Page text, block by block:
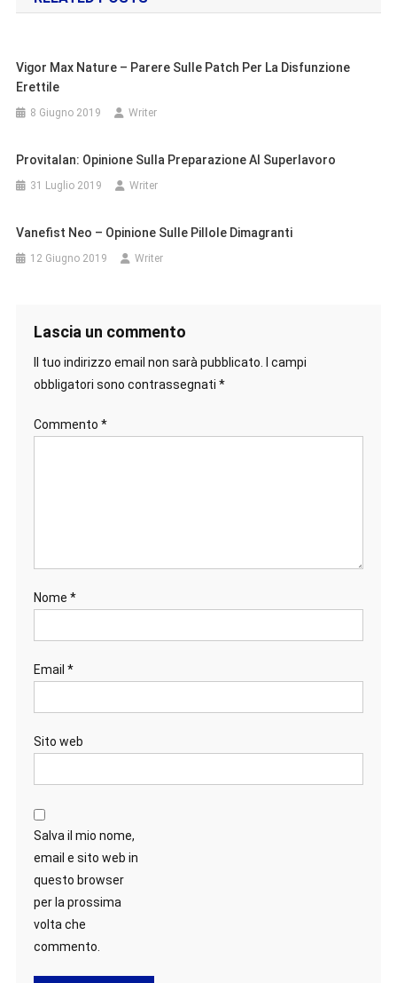
Vigor Max Nature – Parere Sulle Patch Per La Disfunzione
Erettile
8 Giugno 2019 Writer
Provitalan: Opinione Sulla Preparazione Al Superlavoro
31 Luglio 2019 Writer
Vanefist Neo – Opinione Sulle Pillole Dimagranti
12 Giugno 2019 Writer
Lascia un commento
Il tuo indirizzo email non sarà pubblicato.
I campi
obbligatori sono contrassegnati *
Commento *
Nome *
Email *
Sito web
Salva il mio nome,
email e sito web in
questo browser
per la prossima
volta che
commento.